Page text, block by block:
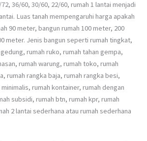
36/60, 30/60, 22/60, rumah 1 lantai menjadi
Luas tanah mempengaruhi harga apakah
90 meter, bangun rumah 100 meter, 200
meter. Jenis bangun seperti rumah tingkat,
rumah ruko, rumah tahan gempa,
rumah warung, rumah toko, rumah
rumah rangka baja, rumah rangka besi,
rumah kontainer, rumah dengan
subsidi, rumah btn, rumah kpr, rumah
2 lantai sederhana atau rumah sederhana